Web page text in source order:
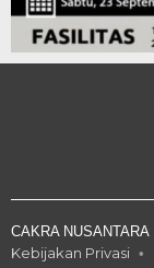
CAKRA NUSANTARA
Kebijakan Privasi